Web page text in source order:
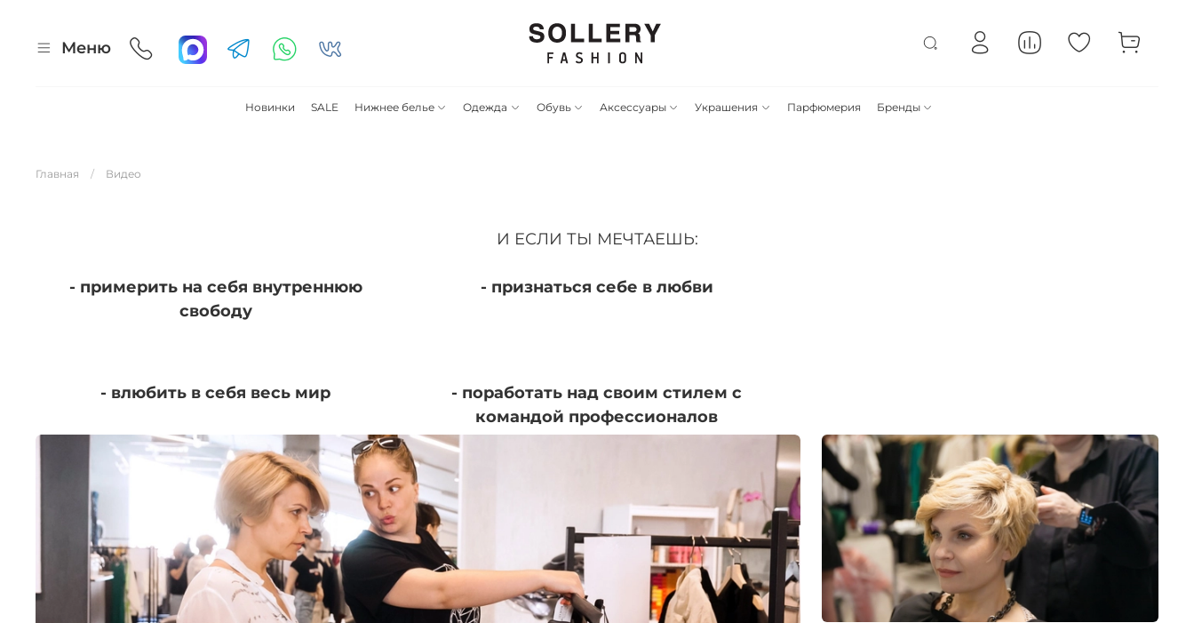
Меню
Новинки SALE Нижнее белье Одежда Обувь Аксессуары Украшения Парфюмерия Бренды
Главная Видео
И ЕСЛИ ТЫ МЕЧТАЕШЬ:
- примерить на себя внутреннюю
свободу
- признаться себе в любви
- влюбить в себя весь мир
- поработать над своим стилем с
командой профессионалов